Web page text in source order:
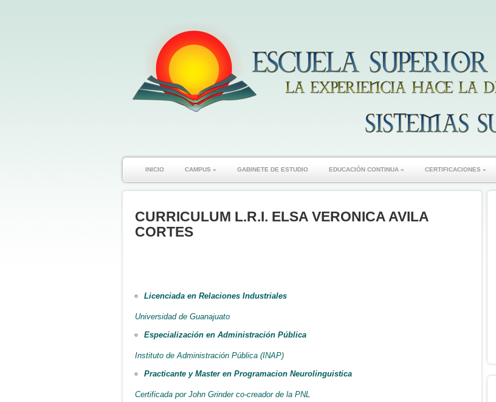
INICIO CAMPUS » GABINETE DE ESTUDIO EDUCACIÓN CONTINUA » CERTIFICACIONES »
CURRICULUM L.R.I. ELSA VERONICA AVILA
CORTES
Licenciada en Relaciones Industriales
Universidad de Guanajuato
Especialización en Administración Pública
Instituto de Administración Pública (INAP)
Practicante y Master en Programacion Neurolinguistica
Certificada por John Grinder co-creador de la PNL